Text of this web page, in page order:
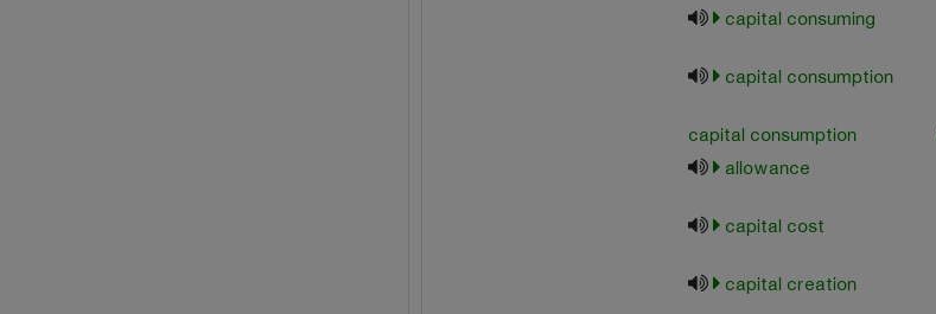
capital consuming
capital consumption
capital consumption
allowance
capital cost
capital creation